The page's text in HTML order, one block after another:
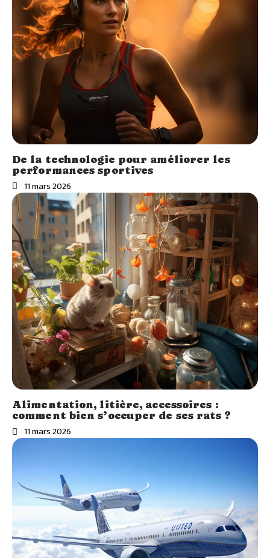
De la technologie pour améliorer les
performances sportives
11 mars 2026
Alimentation, litière, accessoires :
comment bien s’occuper de ses rats ?
11 mars 2026